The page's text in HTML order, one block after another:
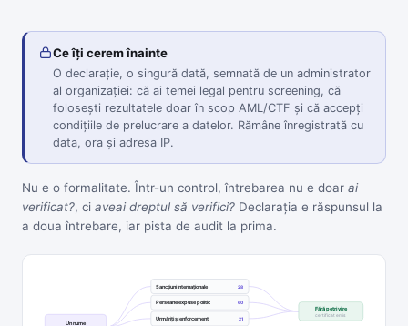
Ce îți cerem înainte
O declarație, o singură dată, semnată de un administrator
al organizației: că ai temei legal pentru screening, că
folosești rezultatele doar în scop AML/CTF și că accepți
condițiile de prelucrare a datelor. Rămâne înregistrată cu
data, ora și adresa IP.
Nu e o formalitate. Într-un control, întrebarea nu e doar ai
verificat?, ci aveai dreptul să verifici? Declarația e răspunsul la
a doua întrebare, iar pista de audit la prima.
Un nume
Sancțiuni internaționale 28
Persoane expuse politic 60
Urmăriți și enforcement 21
Fără potrivire
certificat emis